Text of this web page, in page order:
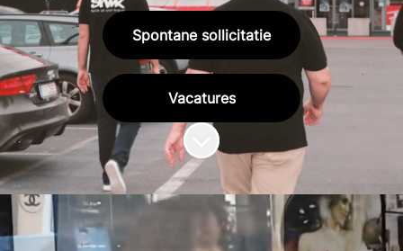
Spontane sollicitatie
Vacatures
Naar content scrollen